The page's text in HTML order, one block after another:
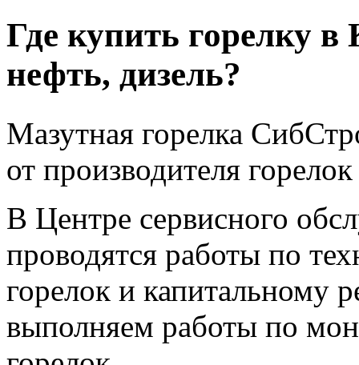
Где купить горелку
нефть, дизель?
Мазутная горелка
от производителя
В Центре сервисного
проводятся работы по
горелок и капитальному
выполняем работы по